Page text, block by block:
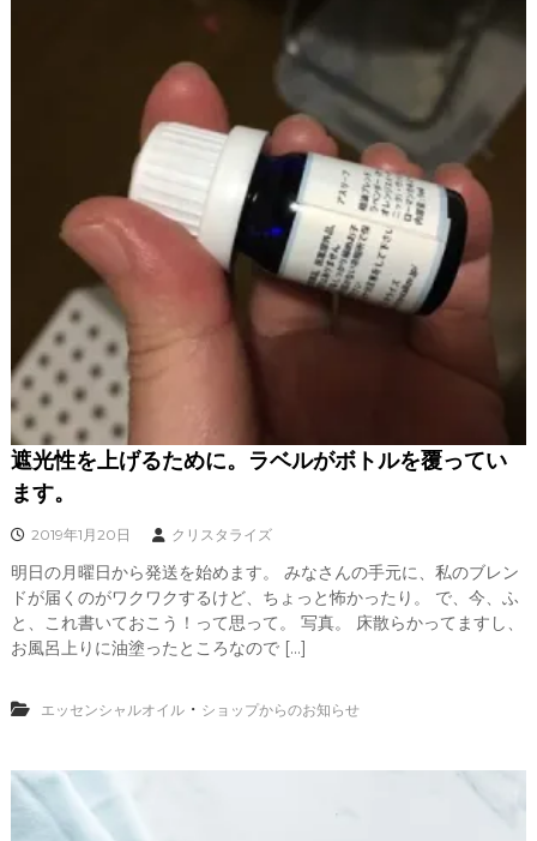
遮光性を上げるために。ラベルがボトルを覆ってい
ます。
2019年1月20日 クリスタライズ
明日の月曜日から発送を始めます。 みなさんの手元に、私のブレン
ドが届くのがワクワクするけど、ちょっと怖かったり。 で、今、ふ
と、これ書いておこう！って思って。 写真。 床散らかってますし、
お風呂上りに油塗ったところなので […]
エッセンシャルオイル・ ショップからのお知らせ